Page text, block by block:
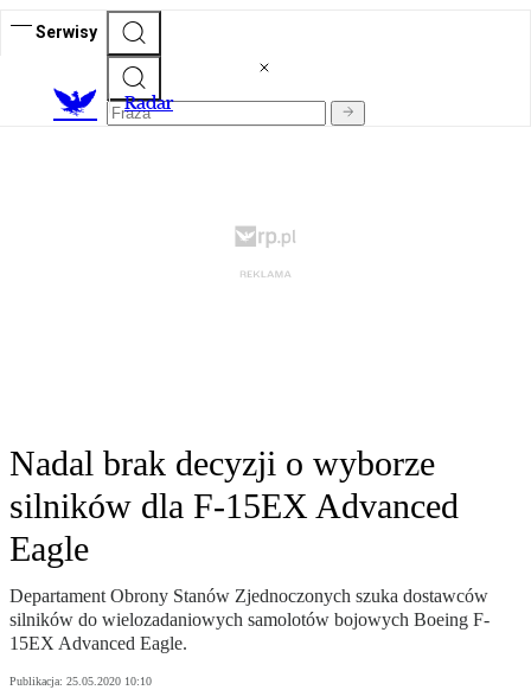
Serwisy
Radar
Nadal brak decyzji o wyborze
silników dla F-15EX Advanced
Eagle
Departament Obrony Stanów Zjednoczonych szuka dostawców
silników do wielozadaniowych samolotów bojowych Boeing F-
15EX Advanced Eagle.
Publikacja: 25.05.2020 10:10